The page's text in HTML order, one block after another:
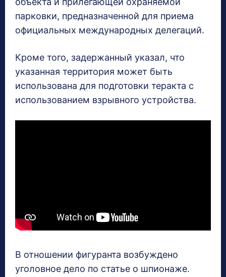
парковки, предназначенной для приема
официальных международных делегаций.
Кроме того, задержанный указал, что
указанная территория может быть
использована для подготовки теракта с
использованием взрывного устройства.
В отношении фигуранта возбуждено
уголовное дело по статье о шпионаже.